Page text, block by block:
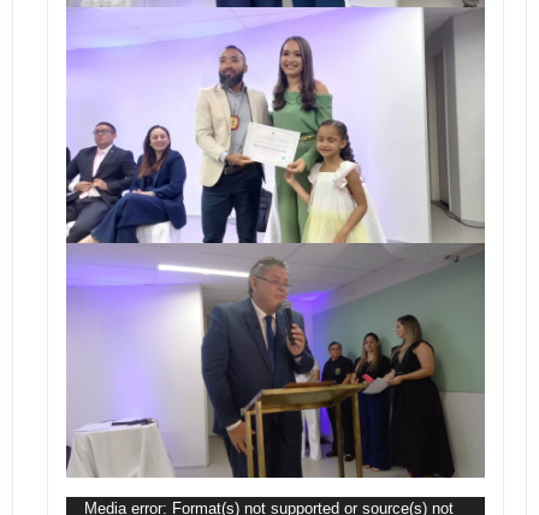
Tocador
Media error: Format(s) not supported or source(s) not